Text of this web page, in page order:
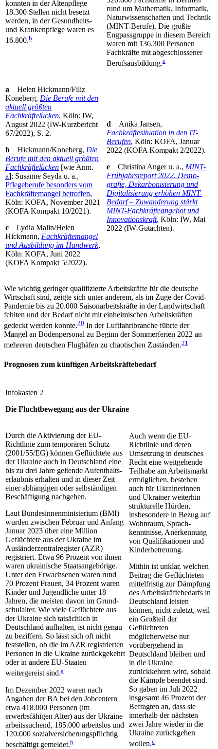
konnten in der Altenpflege
18.300 Stellen nicht besetzt
werden, in der Gesundheits-
und Krankenpflege waren es
16.800.b
rund um Mathematik, Informatik,
Naturwissenschaften und Technik
(MINT-Berufe). Die größte
Engpassgruppe in diesem Bereich
waren mit 136.300 Personen
Fachkräfte mit abgeschlossener
Berufsausbildung.e
a Helen Hickmann/Filiz
Koneberg, Die Berufe mit den
aktuell größ­ten
Fachkräftelücken, Köln: IW,
August 2022 (IW-Kurz­bericht
67/2022), S. 2.
b Hickmann/Koneberg, Die
Berufe mit den aktuell größten
Fach­kräftelücken [wie Anm.
a]; Susanne Seyda u. a.,
Pflegeberufe besonders vom
Fachkräftemangel betroffen,
Köln: KOFA, November 2021
(KOFA Kompakt 10/2021).
c Lydia Malin/Helen
Hickmann, Fachkräftemangel
und Aus­bildung im Handwerk,
Köln: KOFA, Juni 2022
(KOFA Kompakt 5/2022).
d Anika Jansen,
Fachkräftesituation in den IT-
Berufen, Köln: KOFA, Januar
2022 (KOFA Kompakt 2/2022).
e Christina Anger u. a., MINT-
Frühjahrsreport 2022. Demo­
grafie, Dekarbonisierung und
Digitalisierung erhöhen MINT-
Bedarf – Zuwanderung stärkt
MINT-Fachkräfteangebot und
Innovationskraft, Köln: IW, Mai
2022 (IW-Gutachten).
Wie wichtig geringer qualifizierte Arbeitskräfte für die deutsche
Wirtschaft sind, zeigte sich unter ande­rem, als im Zuge der Covid-
Pandemie bis zu 20.000 Saisonarbeitskräfte in der Landwirtschaft
fehlten und der Bedarf nicht mit einheimischen Arbeitskräften
gedeckt werden konnte.20 In der Luftfahrtbranche führte der
Mangel an Bodenpersonal zu Beginn der Sommerferien 2022 an
mehreren deutschen Flug­häfen zu chaotischen Zuständen.21
Prognosen zum künftigen Arbeitskräftebedarf
Infokasten 2
Die Fluchtbewegung aus der Ukraine
Durch die Aktivierung der EU-
Richtlinie zum temporären Schutz
(2001/55/EG) können Geflüchtete aus
der Ukraine auch in Deutschland eine
bis zu drei Jahre geltende Aufenthalts­
erlaubnis erhalten und in dieser Zeit
einer abhängigen oder selbständigen
Beschäftigung nachgehen.
Laut Bundesinnenministerium (BMI)
wurden zwischen Februar und Anfang
Januar 2023 über eine Million
Geflüchtete aus der Ukraine im
Ausländerzentralregister (AZR)
registriert. Etwa 96 Prozent von ihnen
waren ukrainische Staatsangehörige.
Unter den Erwach­senen waren rund
70 Prozent Frauen, 34 Pro­zent waren
Kinder und Jugendliche unter 18
Jahren, die meis­ten davon im Grund­
schulalter. Wie viele Geflüchtete aus
der Ukraine sich tatsäch­lich in
Deutschland aufhalten, ist nicht genau
zu beziffern. So lässt sich oft nicht
feststellen, ob die im AZR registrierten
Personen in die Ukraine zurückgekehrt
oder in andere EU-Staaten
weitergereist sind.a
Im Dezember 2022 waren nach
Angaben der BA bei den Job­centern
etwa 418.000 Personen (im
erwerbsfähigen Alter) aus der Ukraine
arbeitssuchend, 185.000 arbeitslos und
120.000 sozial­versicherungspflichtig
beschäftigt gemeldet.b
Auch wenn die EU-
Richtlinie und deren
Umsetzung in deut­sches
Recht eine weitgehende
Teilhabe am Arbeitsmarkt
ermög­lichen, bestehen
auch für Ukrainerinnen
und Ukrainer weiterhin
struk­turelle Hürden,
insbesondere in Bezug auf
Wohnraum, Sprach­
kenntnisse, Anerkennung
von Qualifikationen und
Kinder­betreuung.
Mithin ist unklar, welchen
Beitrag die Geflüchteten
mittelfristig zur Dämpfung
des Arbeitskräftebedarfs in
Deutschland leisten
können, nicht zuletzt, weil
ein Großteil der
Geflüchteten
möglicherweise nur
vorübergehend in
Deutschland bleiben und
in die Ukraine
zurückkehren wird, sobald
die Kämpfe beendet sind.
So gaben im Juli 2022
insgesamt 46 Prozent der
Befragten an, dass sie
innerhalb der nächsten
zwei Jahre wieder in die
Ukraine zurückgehen
wollen.c